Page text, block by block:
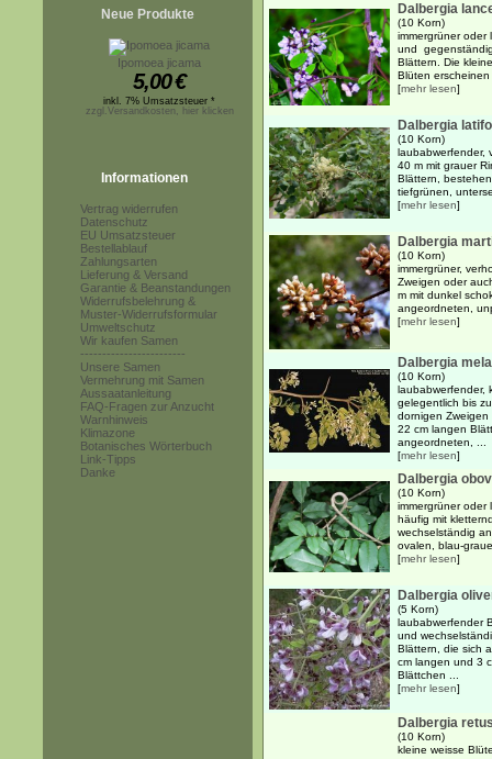
Neue Produkte
Ipomoea jicama
5,00€
inkl. 7% Umsatzsteuer *
zzgl.Versandkosten, hier klicken
Informationen
Vertrag widerrufen
Datenschutz
EU Umsatzsteuer
Bestellablauf
Zahlungsarten
Lieferung & Versand
Garantie & Beanstandungen
Widerrufsbelehrung &
Muster-Widerrufsformular
Umweltschutz
Wir kaufen Samen
------------------------
Unsere Samen
Vermehrung mit Samen
Aussaatanleitung
FAQ-Fragen zur Anzucht
Warnhinweis
Klimazone
Botanisches Wörterbuch
Link-Tipps
Danke
Dalbergia
(10 Korn)
immergrüner oder
und
Blättern. Die
Blüten erscheinen
[mehr lesen]
Dalbergia
(10 Korn)
laubabwerfender,
40 m mit grauer
Blättern,
tiefgrünen,
[mehr lesen]
Dalbergia
(10 Korn)
immergrüner,
Zweigen oder
m mit dunkel
angeordneten,
[mehr lesen]
Dalbergia
(10 Korn)
laubabwerfender,
gelegentlich bis
dornigen
22 cm langen
angeordneten, ...
[mehr lesen]
Dalbergia
(10 Korn)
immergrüner oder
häufig mit
wechselständig
ovalen, blau-
[mehr lesen]
Dalbergia
(5 Korn)
laubabwerfender
und
Blättern, die sich
cm langen und 3
Blättchen ...
[mehr lesen]
Dalbergia
(10 Korn)
kleine weisse